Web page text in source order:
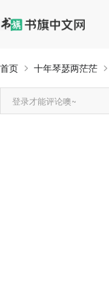
首页 十年琴瑟两茫茫
登录才能评论噢~